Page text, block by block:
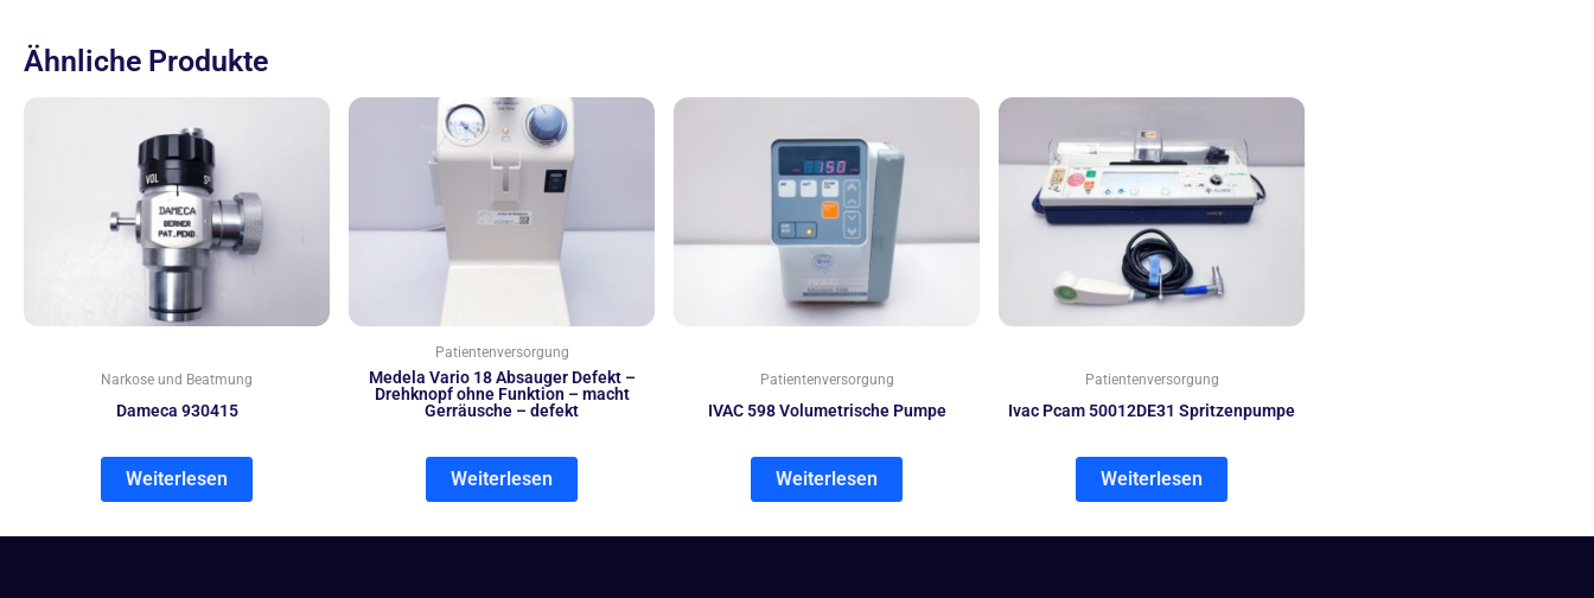
Ähnliche Produkte
Narkose und Beatmung
Dameca 930415
Weiterlesen
Patientenversorgung
Medela Vario 18 Absauger Defekt –
Drehknopf ohne Funktion – macht
Gerräusche – defekt
Weiterlesen
Patientenversorgung
IVAC 598 Volumetrische Pumpe
Weiterlesen
Patientenversorgung
Ivac Pcam 50012DE31 Spritzenpumpe
Weiterlesen